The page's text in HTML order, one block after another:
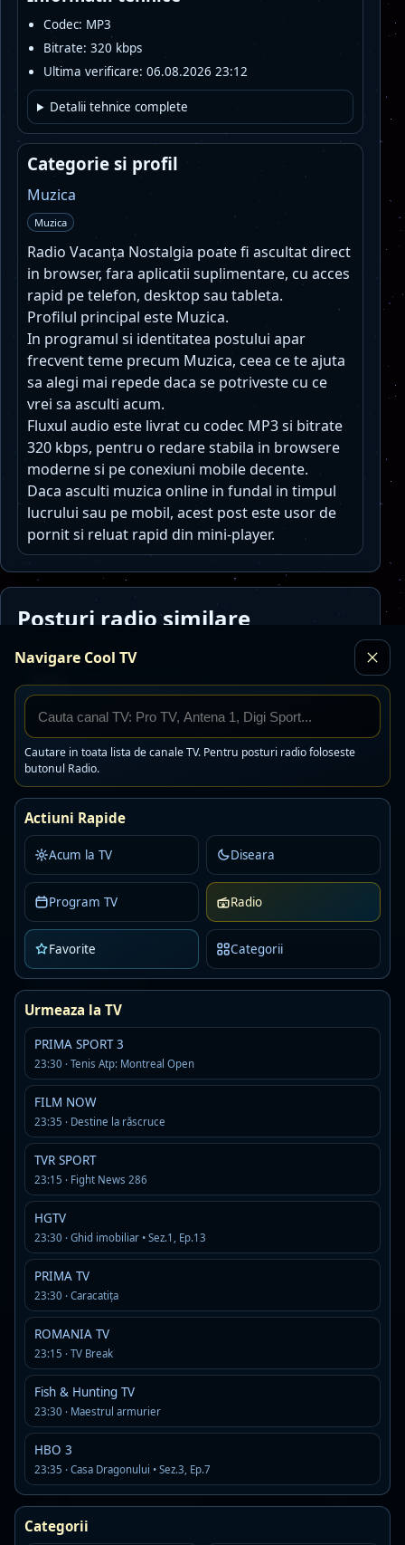
Navigare Cool TV
Cautare in toata lista de canale TV. Pentru posturi radio foloseste
butonul Radio.
Actiuni Rapide
Acum la TV Diseara
Program TV Radio
Favorite Categorii
Urmeaza la TV
PRIMA SPORT 3
23:30 · Tenis Atp: Montreal Open
FILM NOW
23:35 · Destine la răscruce
TVR SPORT
23:15 · Fight News 286
HGTV
23:30 · Ghid imobiliar • Sez.1, Ep.13
PRIMA TV
23:30 · Caracatița
ROMANIA TV
23:15 · TV Break
Fish & Hunting TV
23:30 · Maestrul armurier
HBO 3
23:35 · Casa Dragonului • Sez.3, Ep.7
Categorii
Codec: MP3
Bitrate: 320 kbps
Ultima verificare: 06.08.2026 23:12
Detalii tehnice complete
Categorie si profil
Muzica
Muzica
Radio Vacanța Nostalgia poate fi ascultat direct
in browser, fara aplicatii suplimentare, cu acces
rapid pe telefon, desktop sau tableta.
Profilul principal este Muzica.
In programul si identitatea postului apar
frecvent teme precum Muzica, ceea ce te ajuta
sa alegi mai repede daca se potriveste cu ce
vrei sa asculti acum.
Fluxul audio este livrat cu codec MP3 si bitrate
320 kbps, pentru o redare stabila in browsere
moderne si pe conexiuni mobile decente.
Daca asculti muzica online in fundal in timpul
lucrului sau pe mobil, acest post este usor de
pornit si reluat rapid din mini-player.
Posturi radio similare
Toate posturile
Radio Petrecaretzu
MP3 · 128 kbps
Live
petrecere populara
manele
Asculta
Detalii
AAC · 80 kbps
romanian pop
Asculta
Detalii
One FM Dance
AAC · 88 kbps
Live
Asculta Detalii
Digi24FM
MP3
Asculta Detalii
Rock Fm Hard Rock
AAC · 80 kbps
Live
classic rock hard rock
Asculta
R
RADIO Petrecere
MP3 · 128 kbps
manele si petrecere
Asculta
Detalii
Super FM
MP3 · 192 kbps
Asculta
D
DJ Radio Romania
MP3 · 128 kbps